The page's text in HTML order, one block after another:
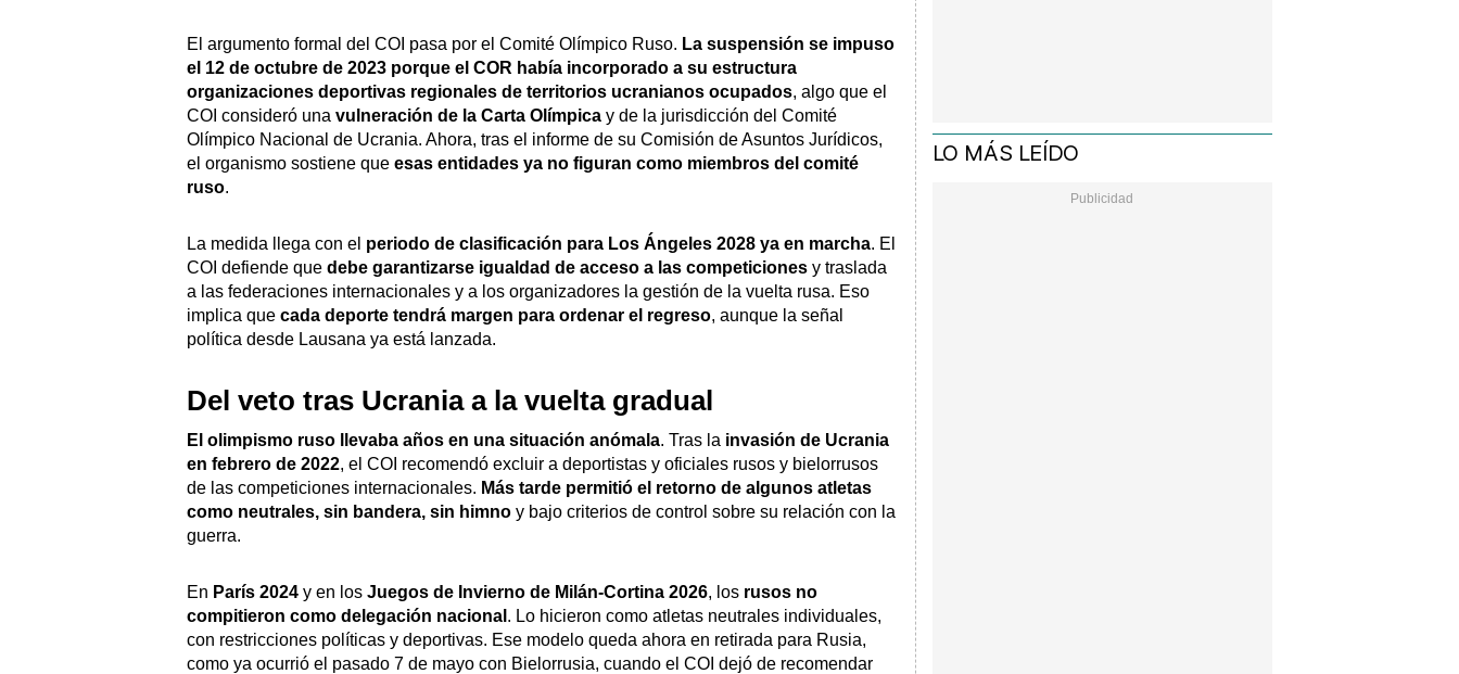
El argumento formal del COI pasa por el Comité Olímpico Ruso. La suspensión se impuso
el 12 de octubre de 2023 porque el COR había incorporado a su estructura
organizaciones deportivas regionales de territorios ucranianos ocupados, algo que el
COI consideró una vulneración de la Carta Olímpica y de la jurisdicción del Comité
Olímpico Nacional de Ucrania. Ahora, tras el informe de su Comisión de Asuntos Jurídicos,
el organismo sostiene que esas entidades ya no figuran como miembros del comité
ruso.
La medida llega con el periodo de clasificación para Los Ángeles 2028 ya en marcha. El
COI defiende que debe garantizarse igualdad de acceso a las competiciones y traslada
a las federaciones internacionales y a los organizadores la gestión de la vuelta rusa. Eso
implica que cada deporte tendrá margen para ordenar el regreso, aunque la señal
política desde Lausana ya está lanzada.
Del veto tras Ucrania a la vuelta gradual
El olimpismo ruso llevaba años en una situación anómala. Tras la invasión de Ucrania
en febrero de 2022, el COI recomendó excluir a deportistas y oficiales rusos y bielorrusos
de las competiciones internacionales. Más tarde permitió el retorno de algunos atletas
como neutrales, sin bandera, sin himno y bajo criterios de control sobre su relación con la
guerra.
En París 2024 y en los Juegos de Invierno de Milán-Cortina 2026, los rusos no
compitieron como delegación nacional . Lo hicieron como atletas neutrales individuales,
con restricciones políticas y deportivas. Ese modelo queda ahora en retirada para Rusia,
como ya ocurrió el pasado 7 de mayo con Bielorrusia, cuando el COI dejó de recomendar
LO MÁS LEÍDO